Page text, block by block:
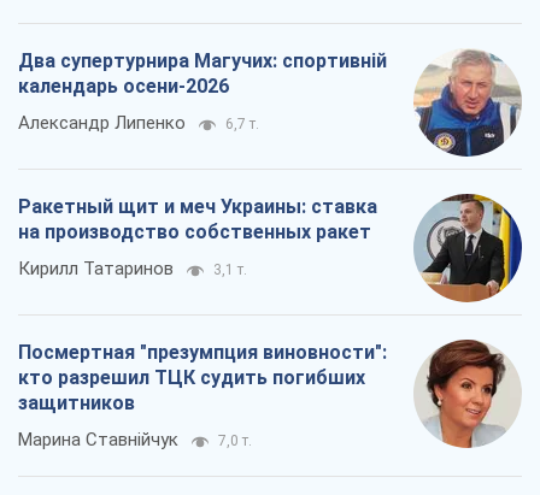
Два супертурнира Магучих: спортивній
календарь осени-2026
Александр Липенко 6,7 т.
Ракетный щит и меч Украины: ставка
на производство собственных ракет
Кирилл Татаринов 3,1 т.
Посмертная "презумпция виновности":
кто разрешил ТЦК судить погибших
защитников
Марина Ставнійчук 7,0 т.